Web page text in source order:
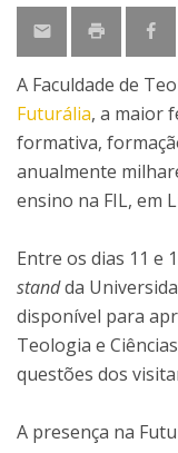
A Faculdade de
Futurália, a maior
formativa,
anualmente
ensino na FIL, em
Entre os dias 11 e
standda
disponível para
Teologia e
questões dos
A presença na